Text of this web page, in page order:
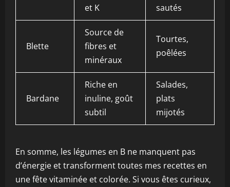
et K
sautés
Blette
Source de
fibres et
minéraux
Tourtes,
poêlées
Bardane
Riche en
inuline, goût
subtil
Salades,
plats
mijotés
En somme, les légumes en B ne manquent pas
d’énergie et transforment toutes mes recettes en
une fête vitaminée et colorée. Si vous êtes curieux,